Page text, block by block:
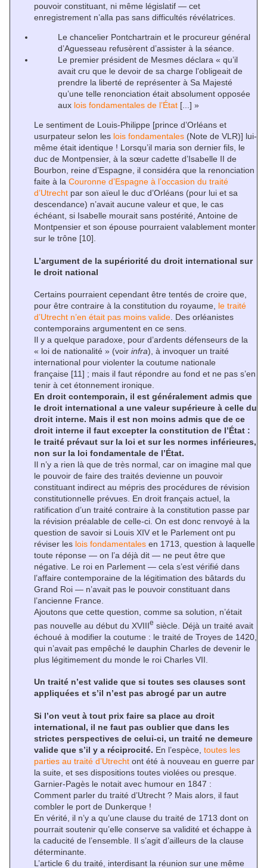
pouvoir constituant, ni même législatif — cet
enregistrement n’alla pas sans difficultés révélatrices.
Le chancelier Pontchartrain et le procureur général
d’Aguesseau refusèrent d’assister à la séance.
Le premier président de Mesmes déclara « qu’il
avait cru que le devoir de sa charge l’obligeait de
prendre la liberté de représenter à Sa Majesté
qu’une telle renonciation était absolument opposée
aux lois fondamentales de l’État [...] »
Le sentiment de Louis-Philippe [prince d’Orléans et
usurpateur selon les lois fondamentales (Note de VLR)] lui-
même était identique ! Lorsqu’il maria son dernier fils, le
duc de Montpensier, à la sœur cadette d’Isabelle II de
Bourbon, reine d’Espagne, il considéra que la renonciation
faite à la Couronne d’Espagne à l’occasion du traité
d’Utrecht par son aïeul le duc d’Orléans (pour lui et sa
descendance) n’avait aucune valeur et que, le cas
échéant, si Isabelle mourait sans postérité, Antoine de
Montpensier et son épouse pourraient valablement monter
sur le trône [10]
L’argument de la supériorité du droit international sur
le droit national
Certains pourraient cependant être tentés de croire que,
pour être contraire à la constitution du royaume, le traité
d’Utrecht n’en était pas moins valide . Des orléanistes
contemporains argumentent en ce sens.
Il y a quelque paradoxe, pour d’ardents défenseurs de la
« loi de nationalité » (voir infra), à invoquer un traité
international pour violenter la coutume nationale
française [11] ; mais il faut répondre au fond et ne pas s’en
tenir à cet étonnement ironique.
En droit contemporain, il est généralement admis que
le droit international a une valeur supérieure à celle du
droit interne. Mais il est non moins admis que de ce
droit interne il faut excepter la constitution de l’État :
le traité prévaut sur la loi et sur les normes inférieures,
non sur la loi fondamentale de l’État.
Il n’y a rien là que de très normal, car on imagine mal que
le pouvoir de faire des traités devienne un pouvoir
constituant indirect au mépris des procédures de révision
constitutionnelle prévues. En droit français actuel, la
ratification d’un traité contraire à la constitution passe par
la révision préalable de celle-ci. On est donc renvoyé à la
question de savoir si Louis XIV et le Parlement ont pu
réviser les lois fondamentales en 1713, question à laquelle
toute réponse — on l’a déjà dit — ne peut être que
négative. Le roi en Parlement — cela s’est vérifié dans
l’affaire contemporaine de la légitimation des bâtards du
Grand Roi — n’avait pas le pouvoir constituant dans
l’ancienne France.
Ajoutons que cette question, comme sa solution, n’était
pas nouvelle au début du XVIIIe siècle. Déjà un traité avait
échoué à modifier la coutume : le traité de Troyes de 1420,
qui n’avait pas empêché le dauphin Charles de devenir le
plus légitimement du monde le roi Charles VII.
Un traité n’est valide que si toutes ses clauses sont
appliquées et s’il n’est pas abrogé par un autre
Si l’on veut à tout prix faire sa place au droit
international, il ne faut pas oublier que dans les
strictes perspectives de celui-ci, un traité ne demeure
valide que s’il y a réciprocité. En l’espèce, toutes les
parties au traité d’Utrecht ont été à nouveau en guerre par
la suite, et ses dispositions toutes violées ou presque.
Garnier-Pagès le notait avec humour en 1847 :
Comment parler du traité d’Utrecht ? Mais alors, il faut
combler le port de Dunkerque !
En vérité, il n’y a qu’une clause du traité de 1713 dont on
pourrait soutenir qu’elle conserve sa validité et échappe à
la caducité de l’ensemble. Il s’agit d’ailleurs de la clause
déterminante.
L’article 6 du traité, interdisant la réunion sur une même